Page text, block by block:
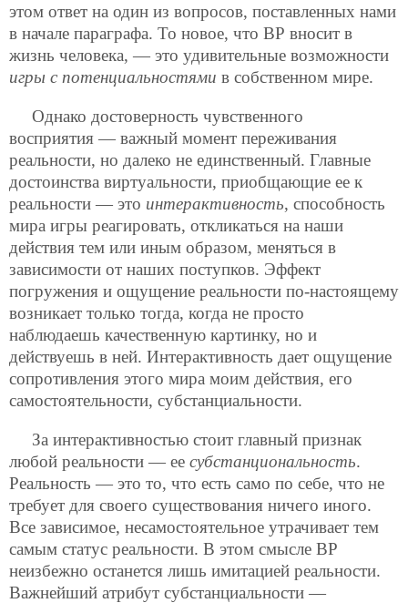
этом ответ на один из вопросов, поставленных нами
в начале параграфа. То новое, что ВР вносит в
жизнь человека, — это удивительные возможности
игры с потенциальностями в собственном мире.
Однако достоверность чувственного
восприятия — важный момент переживания
реальности, но далеко не единственный. Главные
достоинства виртуальности, приобщающие ее к
реальности — это интерактивность, способность
мира игры реагировать, откликаться на наши
действия тем или иным образом, меняться в
зависимости от наших поступков. Эффект
погружения и ощущение реальности по-настоящему
возникает только тогда, когда не просто
наблюдаешь качественную картинку, но и
действуешь в ней. Интерактивность дает ощущение
сопротивления этого мира моим действия, его
самостоятельности, субстанциальности.
За интерактивностью стоит главный признак
любой реальности — ее субстанциональность.
Реальность — это то, что есть само по себе, что не
требует для своего существования ничего иного.
Все зависимое, несамостоятельное утрачивает тем
самым статус реальности. В этом смысле ВР
неизбежно останется лишь имитацией реальности.
Важнейший атрибут субстанциальности —